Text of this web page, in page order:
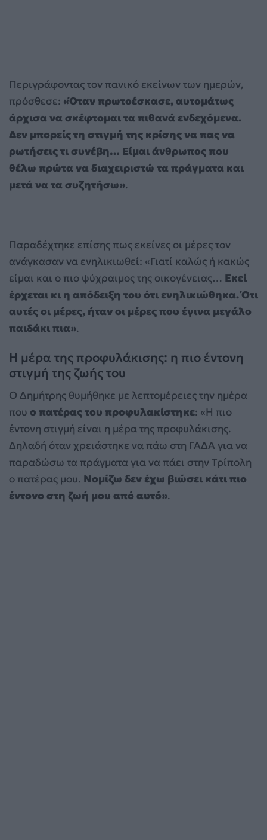
Περιγράφοντας τον πανικό εκείνων των ημερών,
πρόσθεσε: «Όταν πρωτοέσκασε, αυτομάτως
άρχισα να σκέφτομαι τα πιθανά ενδεχόμενα.
Δεν μπορείς τη στιγμή της κρίσης να πας να
ρωτήσεις τι συνέβη… Είμαι άνθρωπος που
θέλω πρώτα να διαχειριστώ τα πράγματα και
μετά να τα συζητήσω».
Παραδέχτηκε επίσης πως εκείνες οι μέρες τον
ανάγκασαν να ενηλικιωθεί: «Γιατί καλώς ή κακώς
είμαι και ο πιο ψύχραιμος της οικογένειας… Εκεί
έρχεται κι η απόδειξη του ότι ενηλικιώθηκα. Ότι
αυτές οι μέρες, ήταν οι μέρες που έγινα μεγάλο
παιδάκι πια».
Η μέρα της προφυλάκισης: η πιο έντονη
στιγμή της ζωής του
Ο Δημήτρης θυμήθηκε με λεπτομέρειες την ημέρα
που ο πατέρας του προφυλακίστηκε: «Η πιο
έντονη στιγμή είναι η μέρα της προφυλάκισης.
Δηλαδή όταν χρειάστηκε να πάω στη ΓΑΔΑ για να
παραδώσω τα πράγματα για να πάει στην Τρίπολη
ο πατέρας μου. Νομίζω δεν έχω βιώσει κάτι πιο
έντονο στη ζωή μου από αυτό».